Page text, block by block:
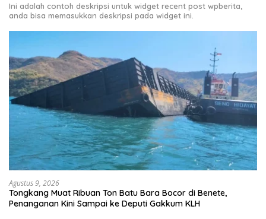
Ini adalah contoh deskripsi untuk widget recent post wpberita,
anda bisa memasukkan deskripsi pada widget ini.
Agustus 9, 2026
Tongkang Muat Ribuan Ton Batu Bara Bocor di Benete,
Penanganan Kini Sampai ke Deputi Gakkum KLH